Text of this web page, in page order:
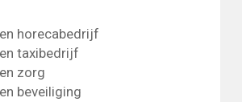
horecabedrijf
taxibedrijf
zorg
beveiliging